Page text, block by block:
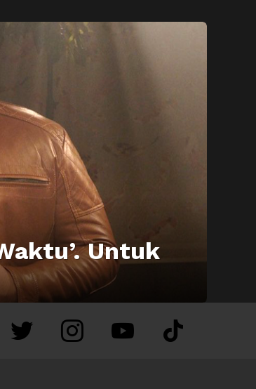
Untuk
twitter instagram youtube tiktok